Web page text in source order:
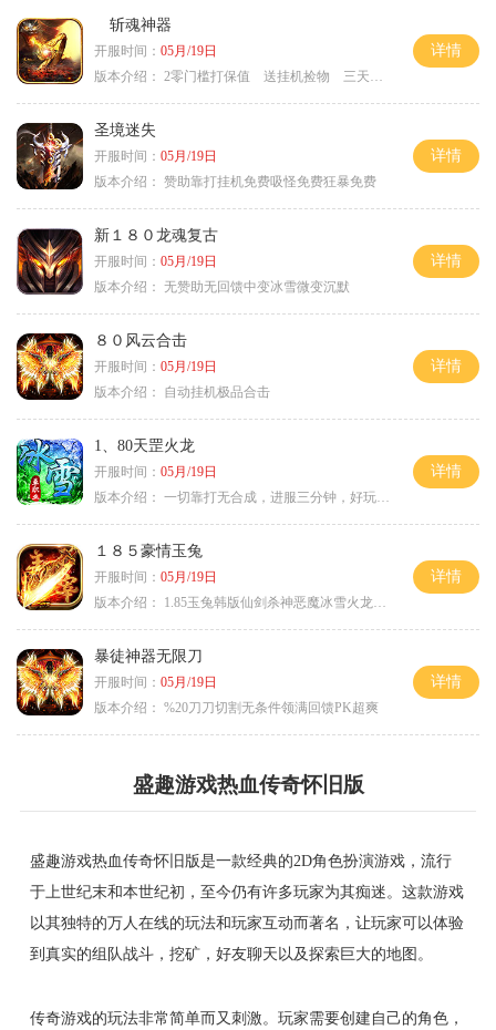
斩魂神器
开服时间： 05月/19日
版本介绍： 2零门槛打保值 送挂机捡物 三天合区
详情
圣境迷失
开服时间： 05月/19日
版本介绍： 赞助靠打挂机免费吸怪免费狂暴免费
详情
新１８０龙魂复古
开服时间： 05月/19日
版本介绍： 无赞助无回馈中变冰雪微变沉默
详情
８０风云合击
开服时间： 05月/19日
版本介绍：
自动挂机极品合击
详情
1、80天罡火龙
开服时间： 05月/19日
版本介绍： 一切靠打无合成，进服三分钟，好玩一整年。
详情
１８５豪情玉兔
开服时间： 05月/19日
版本介绍：
1.85玉兔韩版仙剑杀神恶魔冰雪火龙神器专属
详情
暴徒神器无限刀
开服时间： 05月/19日
版本介绍： %20刀刀切割无条件领满回馈PK超爽
详情
盛趣游戏热血传奇怀旧版
盛趣游戏热血传奇怀旧版是一款经典的2D角色扮演游戏，流行
于上世纪末和本世纪初，至今仍有许多玩家为其痴迷。这款游戏
以其独特的万人在线的玩法和玩家互动而著名，让玩家可以体验
到真实的组队战斗，挖矿，好友聊天以及探索巨大的地图。
传奇游戏的玩法非常简单而又刺激。玩家需要创建自己的角色，